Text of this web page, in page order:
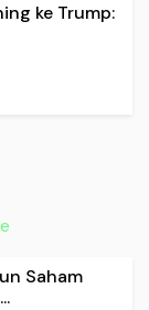
ke Trump:
Saham